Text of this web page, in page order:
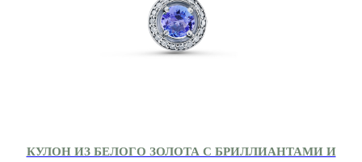
КУЛОН ИЗ БЕЛОГО ЗОЛОТА С БРИЛЛИАНТАМИ И